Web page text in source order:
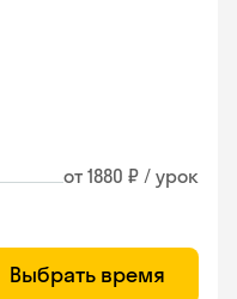
от 1880 ₽ / урок
Выбрать время